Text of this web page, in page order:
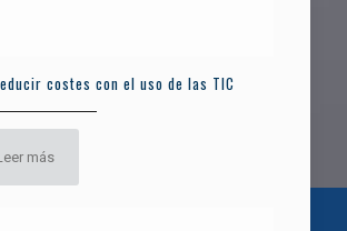
costes con el uso de las TIC
más